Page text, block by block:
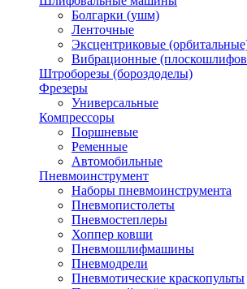
Болгарки (ушм)
Ленточные
Эксцентриковые
Вибрационные
Штроборезы (бороздоделы)
Фрезеры
Универсальные
Компрессоры
Поршневые
Ременные
Автомобильные
Пневмоинструмент
Наборы пневмоинструмента
Пневмопистолеты
Пневмостеплеры
Хоппер ковши
Пневмошлифмашины
Пневмодрели
Пневмотические краскопульты